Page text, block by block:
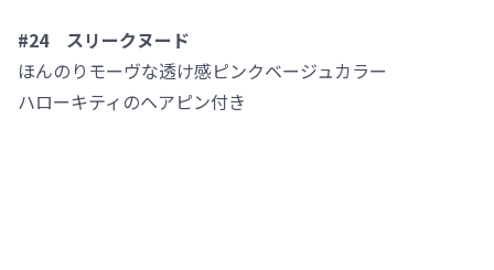
#24 スリークヌード
ほんのりモーヴな透け感ピンクベージュカラー
ハローキティのヘアピン付き